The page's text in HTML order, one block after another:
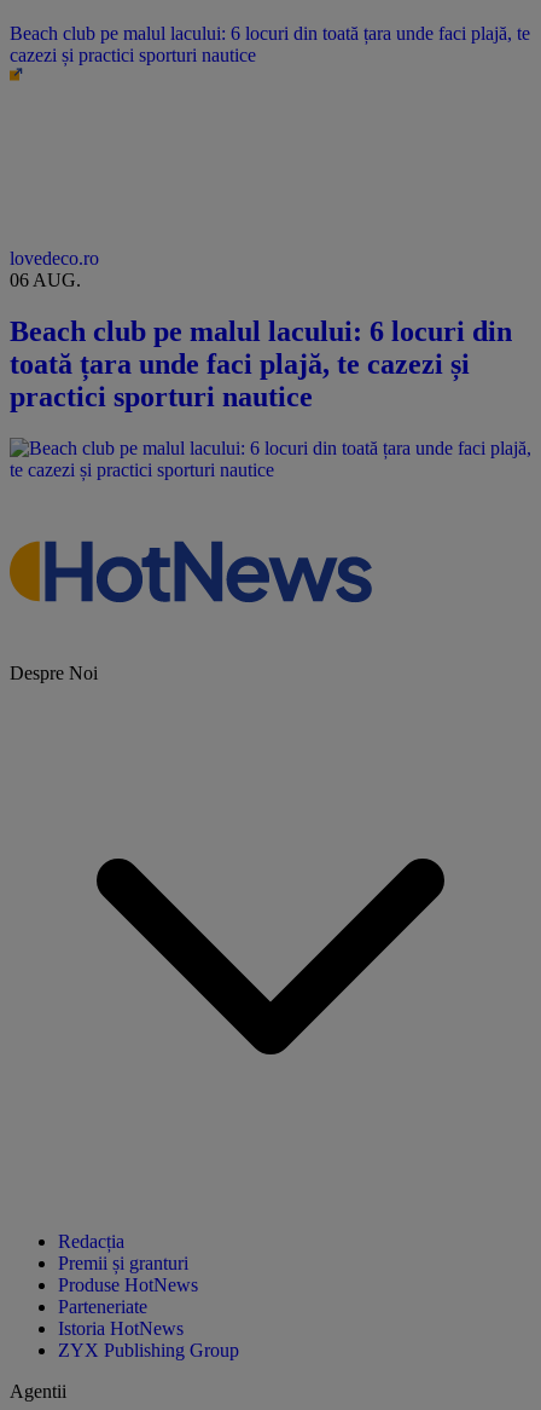
Beach club pe malul lacului: 6 locuri din toată țara unde faci plajă, te
cazezi și practici sporturi nautice
lovedeco.ro
06 AUG.
Beach club pe malul lacului: 6 locuri din
toată țara unde faci plajă, te cazezi și
practici sporturi nautice
Despre Noi
Redacția
Premii și granturi
Produse HotNews
Parteneriate
Istoria HotNews
ZYX Publishing Group
Agentii